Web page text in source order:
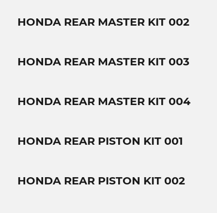
HONDA REAR MASTER KIT 002
HONDA REAR MASTER KIT 003
HONDA REAR MASTER KIT 004
HONDA REAR PISTON KIT 001
HONDA REAR PISTON KIT 002